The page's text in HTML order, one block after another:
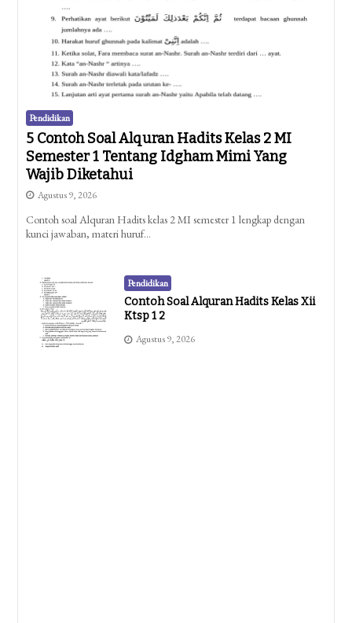
Pendidikan
5 Contoh Soal Alquran Hadits Kelas 2 MI
Semester 1 Tentang Idgham Mimi Yang
Wajib Diketahui
Agustus 9, 2026
Contoh soal Alquran Hadits kelas 2 MI semester 1 lengkap dengan
kunci jawaban, materi huruf…
Pendidikan
Contoh Soal Alquran Hadits Kelas Xii
Ktsp 1 2
Agustus 9, 2026